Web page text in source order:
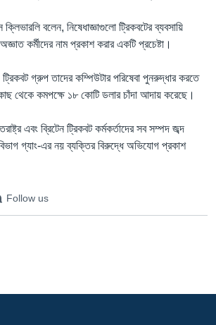
ক্লিভারলি বলেন, নিষেধাজ্ঞাগুলো ট্রিকবটের ব্যবসায়ি
কর্মীদের নাম প্রকাশ করার একটি প্রচেষ্টা।
ট্রিকবট গ্রুপ তাদের কম্পিউটার পরিষেবা পুনরুদ্ধার করতে
থেকে কমপক্ষে ১৮ কোটি ডলার চাঁদা আদায় করেছে।
এবং ব্রিটেন ট্রিকবট কর্মকর্তাদের সব সম্পদ জব্দ
গ্যাং-এর নয় ব্যক্তির বিরুদ্ধে অভিযোগ প্রকাশ
Follow us